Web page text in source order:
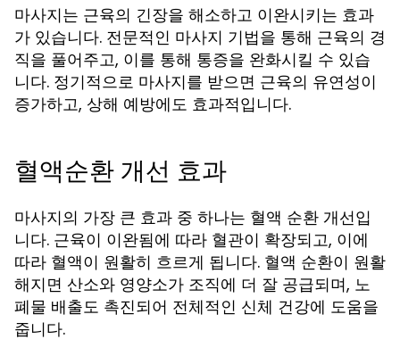
마사지는 근육의 긴장을 해소하고 이완시키는 효과
가 있습니다. 전문적인 마사지 기법을 통해 근육의 경
직을 풀어주고, 이를 통해 통증을 완화시킬 수 있습
니다. 정기적으로 마사지를 받으면 근육의 유연성이
증가하고, 상해 예방에도 효과적입니다.
혈액순환 개선 효과
마사지의 가장 큰 효과 중 하나는 혈액 순환 개선입
니다. 근육이 이완됨에 따라 혈관이 확장되고, 이에
따라 혈액이 원활히 흐르게 됩니다. 혈액 순환이 원활
해지면 산소와 영양소가 조직에 더 잘 공급되며, 노
폐물 배출도 촉진되어 전체적인 신체 건강에 도움을
줍니다.